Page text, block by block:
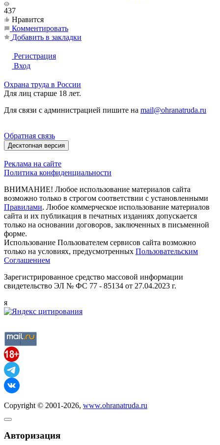
437
Нравится
Комментировать
Добавить в закладки
Регистрация
Вход
Охрана труда в России
Для лиц старше 18 лет.
Для связи с администрацией пишите на mail@ohranatruda.ru
Обратная связь
Десктопная версия
Реклама на сайте
Политика конфиденциальности
ВНИМАНИЕ! Любое использование материалов сайта
возможно только в строгом соответствии с установленными
Правилами. Любое коммерческое использование материалов
сайта и их публикация в печатных изданиях допускается
только на основании договоров, заключенных в письменной
форме.
Использование Пользователем сервисов сайта возможно
только на условиях, предусмотренных Пользовательским
Соглашением
Зарегистрированное средство массовой информации
свидетельство ЭЛ № ФС 77 - 85134 от 27.04.2023 г.
я
Copyright © 2001-2026, www.ohranatruda.ru
Авторизация